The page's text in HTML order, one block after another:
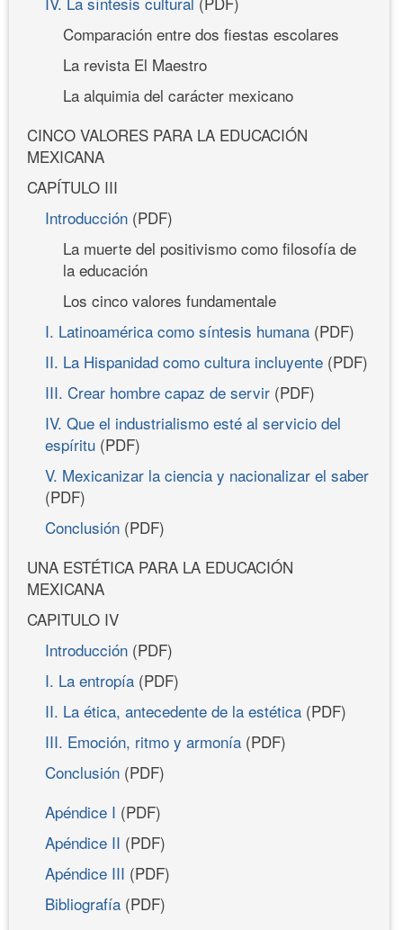
Comparación entre dos fiestas escolares
La revista El Maestro
La alquimia del carácter mexicano
CINCO VALORES PARA LA EDUCACIÓN
MEXICANA
CAPÍTULO III
Introducción (PDF)
La muerte del positivismo como filosofía de
la educación
Los cinco valores fundamentale
I. Latinoamérica como síntesis humana (PDF)
II. La Hispanidad como cultura incluyente (PDF)
III. Crear hombre capaz de servir (PDF)
IV. Que el industrialismo esté al servicio del
espíritu (PDF)
V. Mexicanizar la ciencia y nacionalizar el saber
(PDF)
Conclusión (PDF)
UNA ESTÉTICA PARA LA EDUCACIÓN
MEXICANA
CAPITULO IV
Introducción (PDF)
I. La entropía (PDF)
II. La ética, antecedente de la estética (PDF)
III. Emoción, ritmo y armonía (PDF)
Conclusión (PDF)
Apéndice I (PDF)
Apéndice II (PDF)
Apéndice III (PDF)
Bibliografía (PDF)